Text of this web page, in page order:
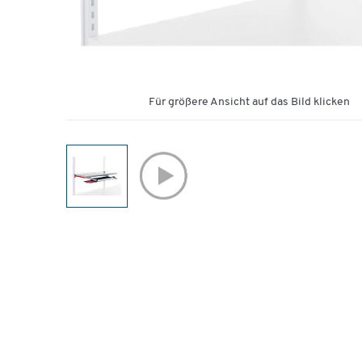
Für größere Ansicht auf das Bild klicken